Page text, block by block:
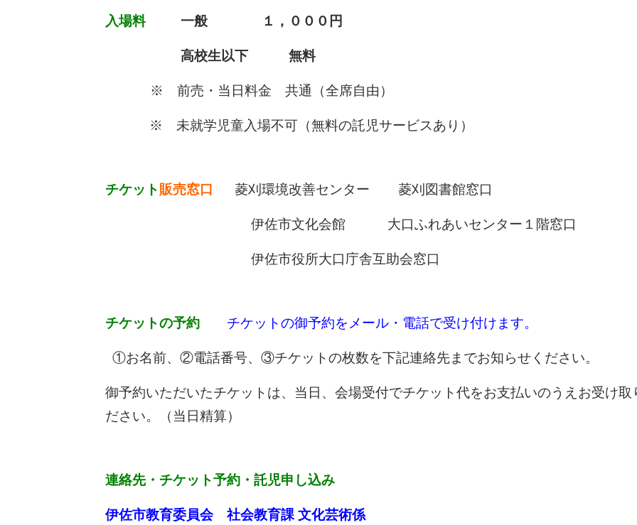
入場料一般 １，０００円
高校生以下 無料
※ 前売・当日料金 共通（全席自由）
※ 未就学児童入場不可（無料の託児サービスあり）
チケット販売窓口 菱刈環境改善センター 菱刈図書館窓口
伊佐市文化会館 大口ふれあいセンター１階窓口
伊佐市役所大口庁舎互助会窓口
チケットの予約 チケットの御予約をメール・電話で受け付けます。
①お名前、②電話番号、③チケットの枚数を下記連絡先までお知らせください。
御予約いただいたチケットは、当日、会場受付でチケット代をお支払いのうえお受け取
ださい。（当日精算）
連絡先・チケット予約・託児申し込み
伊佐市教育委員会 社会教育課 文化芸術係